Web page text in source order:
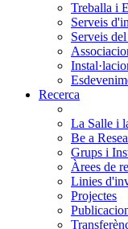
Treballa i
Serveis
Serveis
Recerca
La Salle i
Be a
Grups i
Àrees de
Linies
Projectes